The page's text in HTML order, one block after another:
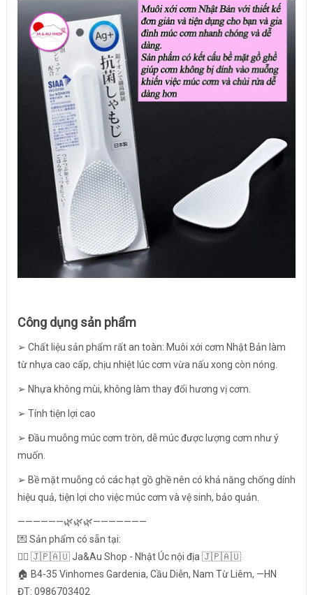
Công dụng sản phẩm
➢ Chất liệu sản phẩm rất an toàn: Muôi xới cơm Nhật Bản làm
từ nhựa cao cấp, chịu nhiệt lúc cơm vừa nấu xong còn nóng.
➢ Nhựa không mùi, không làm thay đổi hương vị cơm.
➢ Tính tiện lợi cao
➢ Đầu muỗng múc cơm tròn, dễ múc được lượng cơm như ý
muốn.
➢ Bề mặt muỗng có các hạt gồ ghề nên có khả năng chống dính
hiệu quả, tiện lợi cho việc múc cơm và vệ sinh, bảo quản.
——————🌿🌿🌿———————
💌 Sản phẩm có sẵn tại:
👉🏻 🇯🇵🇦🇺 Ja&Au Shop - Nhật Úc nội địa 🇯🇵🇦🇺
🏠 B4-35 Vinhomes Gardenia, Cầu Diễn, Nam Từ Liêm, —HN
ĐT: 0986703402